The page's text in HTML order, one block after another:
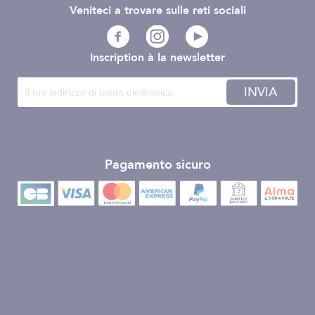
Inscription à la newsletter
INVIA
Pagamento sicuro
Veniteci a trovare sulle reti sociali